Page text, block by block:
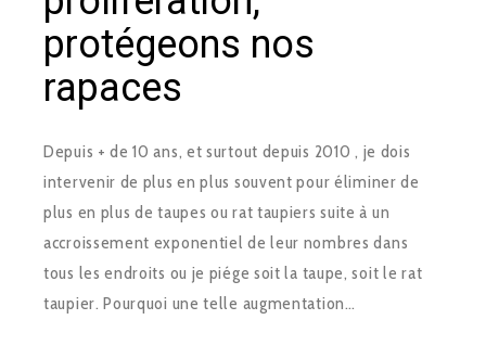
protégeons nos
rapaces
Depuis + de 10 ans, et surtout depuis 2010 , je dois
intervenir de plus en plus souvent pour éliminer de
plus en plus de taupes ou rat taupiers suite à un
accroissement exponentiel de leur nombres dans
tous les endroits ou je piége soit la taupe, soit le rat
taupier. Pourquoi une telle augmentation…